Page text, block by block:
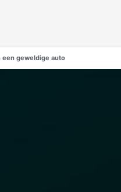
een geweldige auto